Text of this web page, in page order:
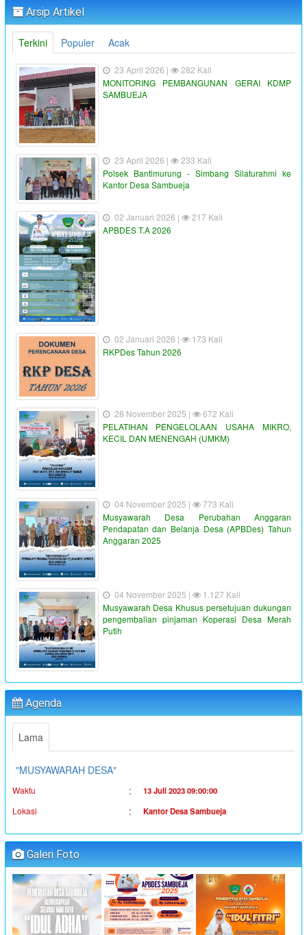
Arsip Artikel
Terkini Populer Acak
23 April 2026 |
282 Kali
MONITORING PEMBANGUNAN GERAI KDMP
SAMBUEJA
23 April 2026 |
233 Kali
Polsek Bantimurung - Simbang Silaturahmi ke
Kantor Desa Sambueja
02 Januari 2026 |
217 Kali
APBDES T.A 2026
02 Januari 2026 |
173 Kali
RKPDes Tahun 2026
28 November 2025 |
672 Kali
PELATIHAN PENGELOLAAN USAHA MIKRO,
KECIL DAN MENENGAH (UMKM)
04 November 2025 |
773 Kali
Musyawarah Desa Perubahan Anggaran
Pendapatan dan Belanja Desa (APBDes) Tahun
Anggaran 2025
04 November 2025 |
1.127 Kali
Musyawarah Desa Khusus persetujuan dukungan
pengembalian pinjaman Koperasi Desa Merah
Putih
Agenda
Lama
"PENYALURAN BLT-DD TAHUN ANGGARAN 2023"
Waktu : 19 Juni 2023 16:36:38
Lokasi
Koordinator
"MUSYAWARAH DESA"
Waktu
Lokasi : Kantor Desa Sambueja
Koordinator : JUFRI (SEKDES SAMBUEJA)
"MUSYAWARAH DESA"
Waktu
Lokasi : Kantor Desa Sambueja
Koordinator : JUFRI (SEKDES SAMBUEJA)
"MUSYAWARAH DESA"
Galeri Foto